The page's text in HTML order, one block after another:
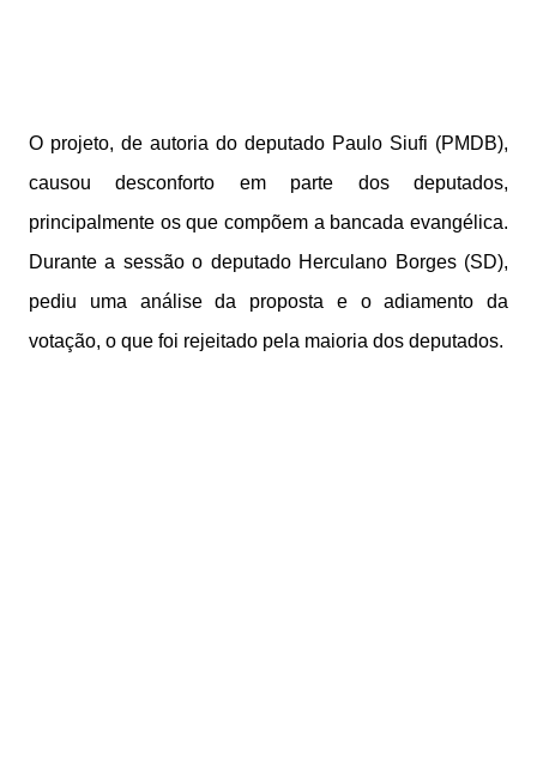
O projeto, de autoria do deputado Paulo Siufi (PMDB),
causou desconforto em parte dos deputados,
principalmente os que compõem a bancada evangélica.
Durante a sessão o deputado Herculano Borges (SD),
pediu uma análise da proposta e o adiamento da
votação, o que foi rejeitado pela maioria dos deputados.